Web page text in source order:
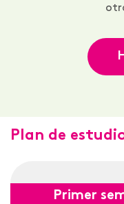
Plan de
Primer